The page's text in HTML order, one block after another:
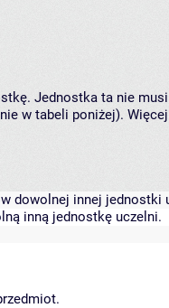
Jednostka ta nie
w tabeli poniżej).
dowolnej innej jednostki
inną jednostkę uczelni.